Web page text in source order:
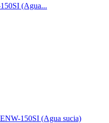
(Agua...
150SI (Agua sucia)